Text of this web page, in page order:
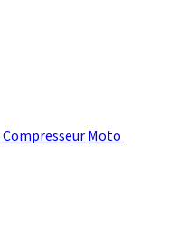
CompresseurMoto